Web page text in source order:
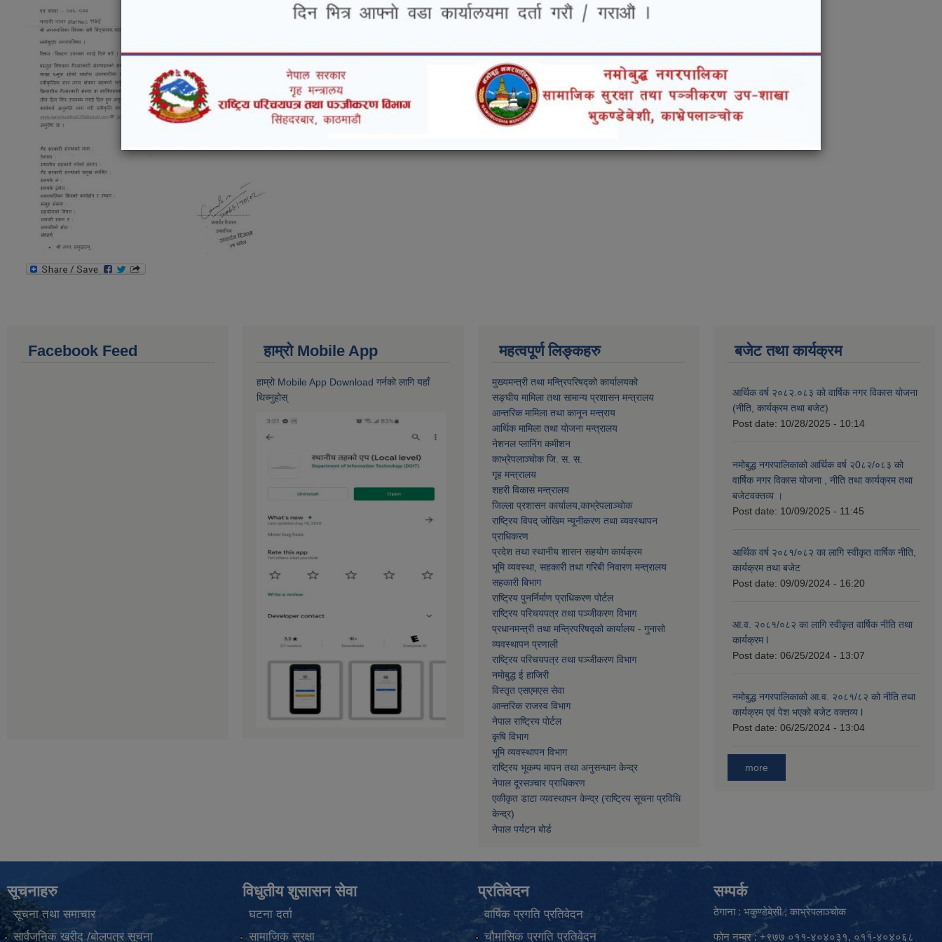
Facebook Feed हाम्राे Mobile App
हाम्राे Mobile App Download गर्नकाे लागि यहाँ
थिच्नुहोस्‌
महत्वपूर्ण लिङ्कहरु
मुख्यमन्त्री तथा मन्त्रिपरिषद्को कार्यालयको
सङ्घीय मामिला तथा सामान्य प्रशासन मन्त्रालय
आन्तरिक मामिला तथा कानून मन्त्राय
आर्थिक मामिला तथा याेजना मन्त्रालय
नेशनल प्लानिंग कमीशन
काभ्रेपलाञ्चाेक जि. स. स.
गृह मन्त्रालय
शहरी विकास मन्त्रालय
जिल्ला प्रशासन कार्यालय,काभ्रेपलाञ्चाेक
राष्ट्रिय विपद् जोखिम न्यूनीकरण तथा व्यवस्थापन
प्राधिकरण
प्रदेश तथा स्थानीय शासन सहयोग कार्यक्रम
भूमि व्यवस्था, सहकारी तथा गरिबी निवारण मन्त्रालय
सहकारी बिभाग
राष्ट्रिय पुनर्निर्माण प्राधिकरण पोर्टल
राष्ट्रिय परिचयपत्र तथा पञ्जीकरण विभाग
प्रधानमन्त्री तथा मन्त्रिपरिषद्को कार्यालय - गुनासो
व्यवस्थापन प्रणाली
राष्ट्रिय परिचयपत्र तथा पञ्जीकरण विभाग
नमाेबुद्ध ई हाजिरी
विस्तृत एसएमएस सेवा
आन्तरिक राजस्व विभाग
नेपाल राष्ट्रिय पोर्टल
कृषि विभाग
भूमि व्यवस्थापन विभाग
राष्ट्रिय भूकम्प मापन तथा अनुसन्धान केन्द्र
नेपाल दूरसञ्चार प्राधिकरण
एकीकृत डाटा व्यवस्थापन केन्द्र (राष्ट्रिय सूचना प्रविधि
केन्द्र)
नेपाल पर्यटन बोर्ड
बजेट तथा कार्यक्रम
आर्थिक वर्ष २०८२.०८३ को वार्षिक नगर विकास योजना
(नीति, कार्यक्रम तथा बजेट)
Post date: 10/28/2025 - 10:14
नमोबुद्ध नगरपालिकाको आर्थिक वर्ष २0८२/०८३ को
वार्षिक नगर विकास योजना , नीति तथा कार्यक्रम तथा
बजेटवक्तव्य ।
Post date: 10/09/2025 - 11:45
आर्थिक वर्ष २०८१/०८२ का लागि स्वीकृत वार्षिक नीति,
कार्यक्रम तथा बजेट
Post date: 09/09/2024 - 16:20
आ.व. २०८१/०८२ का लागि स्वीकृत वार्षिक नीति तथा
कार्यक्रम l
Post date: 06/25/2024 - 13:07
नमोबुद्ध नगरपालिकाको आ‍.व. २०८१/८२ को नीति तथा
कार्यक्रम एवं पेश भएको बजेट वक्तव्य l
Post date: 06/25/2024 - 13:04
more
सूचनाहरु
सूचना तथा समाचार
सार्वजनिक खरीद /बोलपत्र सूचना
विधुतीय शुसासन सेवा
घटना दर्ता
सामाजिक सुरक्षा
प्रतिवेदन
वार्षिक प्रगति प्रतिवेदन
चौमासिक प्रगति प्रतिवेदन
सम्पर्क
ठेगाना : भकुण्डेबेसी , काभ्रेपलाञ्चोक
फोन नम्बर : +९७७ ०११-४०४०३१, ०११-४०४०६८